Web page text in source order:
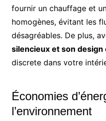
fournir un chauffage et
homogènes, évitant les
désagréables. De plus,
silencieux et son design
discrete dans votre
Économies
l’environnement